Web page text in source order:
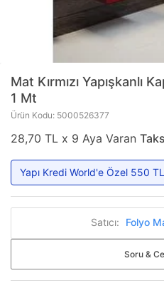
Mat Kırmızı Yapışkanlı
1 Mt
Ürün Kodu: 5000526377
28,70 TL x 9 Aya Varan
Yapı Kredi World'e Özel 550
Satıcı: Folyo
Soru &